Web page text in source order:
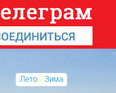
Лето / Зима